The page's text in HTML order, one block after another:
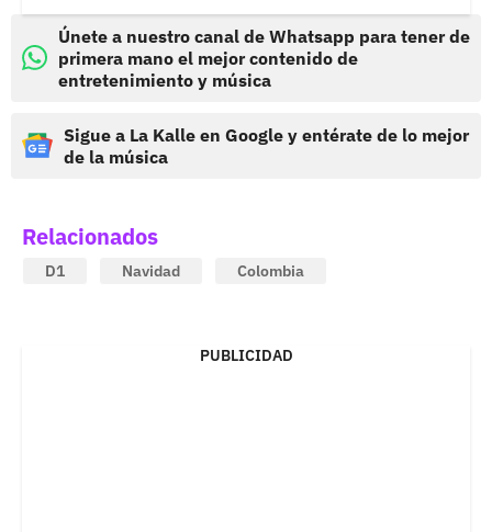
Únete a nuestro canal de Whatsapp para tener de
primera mano el mejor contenido de
entretenimiento y música
Sigue a La Kalle en Google y entérate de lo mejor
de la música
Relacionados
D1 Navidad Colombia
PUBLICIDAD